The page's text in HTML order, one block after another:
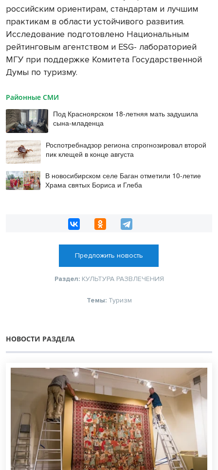
российским ориентирам, стандартам и лучшим
практикам в области устойчивого развития.
Исследование подготовлено Национальным
рейтинговым агентством и ESG- лабораторией
МГУ при поддержке Комитета Государственной
Думы по туризму.
Районные СМИ
Под Красноярском 18-летняя мать задушила
сына-младенца
Роспотребнадзор региона спрогнозировал второй
пик клещей в конце августа
В новосибирском селе Баган отметили 10-летие
Храма святых Бориса и Глеба
Предложить новость
Раздел: КУЛЬТУРА РАЗВЛЕЧЕНИЯ
Темы: Туризм
НОВОСТИ РАЗДЕЛА